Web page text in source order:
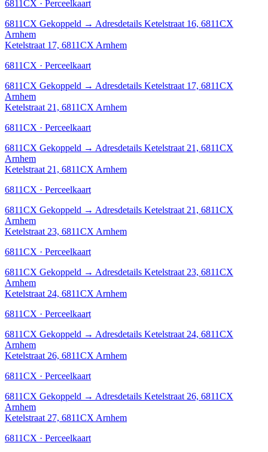
6811CX · Perceelkaart
6811CX Gekoppeld → Adresdetails Ketelstraat 16, 6811CX
Arnhem
Ketelstraat 17, 6811CX Arnhem
6811CX · Perceelkaart
6811CX Gekoppeld → Adresdetails Ketelstraat 17, 6811CX
Arnhem
Ketelstraat 21, 6811CX Arnhem
6811CX · Perceelkaart
6811CX Gekoppeld → Adresdetails Ketelstraat 21, 6811CX
Arnhem
Ketelstraat 21, 6811CX Arnhem
6811CX · Perceelkaart
6811CX Gekoppeld → Adresdetails Ketelstraat 21, 6811CX
Arnhem
Ketelstraat 23, 6811CX Arnhem
6811CX · Perceelkaart
6811CX Gekoppeld → Adresdetails Ketelstraat 23, 6811CX
Arnhem
Ketelstraat 24, 6811CX Arnhem
6811CX · Perceelkaart
6811CX Gekoppeld → Adresdetails Ketelstraat 24, 6811CX
Arnhem
Ketelstraat 26, 6811CX Arnhem
6811CX · Perceelkaart
6811CX Gekoppeld → Adresdetails Ketelstraat 26, 6811CX
Arnhem
Ketelstraat 27, 6811CX Arnhem
6811CX · Perceelkaart